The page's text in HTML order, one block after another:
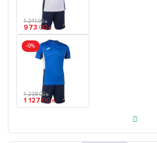
1 241.00 ₴
973.00 ₴
-9%
1 238.00 ₴
1 127.00 ₴